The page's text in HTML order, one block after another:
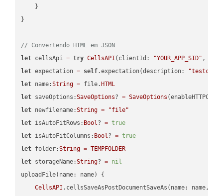
    }
}
// Convertendo HTML em JSON
let cellsApi = try CellsAPI (clientId: "YOUR_APP_SID" ,
let expectation = self.expectation(description:
let name:String = file. HTML
let saveOptions:SaveOptions? = SaveOptions
let newfilename:String =
"file"
let isAutoFitRows: Bool? = true
let isAutoFitColumns: Bool? = true
let folder:String = TEMPFOLDER
let storageName:String? = nil
uploadFile(name: name) {
CellsAPI .cellsSaveAsPostDocumentSaveAs(name: